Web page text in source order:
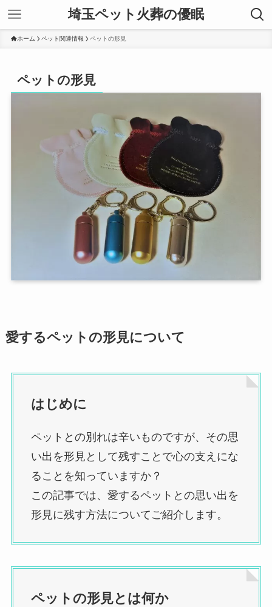
埼玉ペット火葬の優眠
ホーム ペット関連情報 ペットの形見
ペットの形見
愛するペットの形見について
はじめに
ペットとの別れは辛いものですが、その思
い出を形見として残すことで心の支えにな
ることを知っていますか？
この記事では、愛するペットとの思い出を
形見に残す方法についてご紹介します。
ペットの形見とは何か